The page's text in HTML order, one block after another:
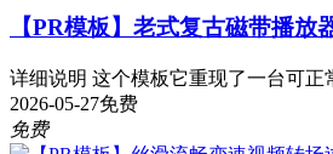
【PR模板】老式复古磁带播放
详细说明 这个模板它重现了一台可
2026-05-27免费
免费